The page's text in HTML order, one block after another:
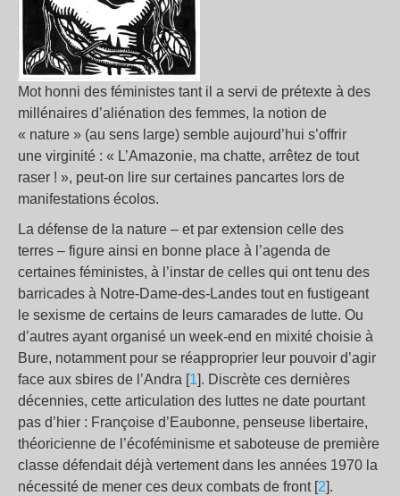
Mot honni des féministes tant il a servi de prétexte à des
millénaires d’aliénation des femmes, la notion de
« nature » (au sens large) semble aujourd’hui s’offrir
une virginité : « L’Amazonie, ma chatte, arrêtez de tout
raser ! », peut-on lire sur certaines pancartes lors de
manifestations écolos.
La défense de la nature – et par extension celle des
terres – figure ainsi en bonne place à l’agenda de
certaines féministes, à l’instar de celles qui ont tenu des
barricades à Notre-Dame-des-Landes tout en fustigeant
le sexisme de certains de leurs camarades de lutte. Ou
d’autres ayant organisé un week-end en mixité choisie à
Bure, notamment pour se réapproprier leur pouvoir d’agir
face aux sbires de l’Andra [1]. Discrète ces dernières
décennies, cette articulation des luttes ne date pourtant
pas d’hier : Françoise d’Eaubonne, penseuse libertaire,
théoricienne de l’écoféminisme et saboteuse de première
classe défendait déjà vertement dans les années 1970 la
nécessité de mener ces deux combats de front [2].